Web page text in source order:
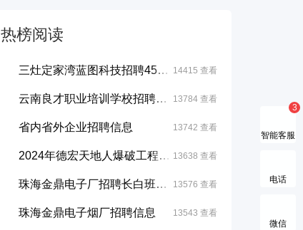
热榜阅读
三灶定家湾蓝图科技招聘4500-6000... 14415 查看
云南良才职业培训学校招聘启事 13784 查看
省内省外企业招聘信息 13742 查看
2024年德宏天地人爆破工程有限公司招聘... 13638 查看
珠海金鼎电子厂招聘长白班男女不限 13576 查看
珠海金鼎电子烟厂招聘信息 13543 查看
智能客服
电话
微信